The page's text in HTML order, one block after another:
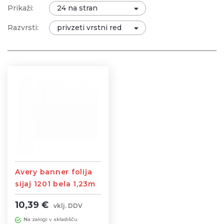
Prikaži:
Razvrsti:
Avery banner folija
sijaj 1201 bela 1,23m
10,39 € vklj. DDV
Na zalogi v skladišču